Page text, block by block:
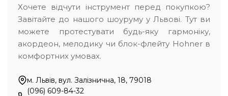
Хочете відчути інструмент перед покупкою?
Завітайте до нашого шоуруму у Львові. Тут ви
можете протестувати будь-яку гармоніку,
акордеон, мелодику чи блок-флейту Hohner в
комфортних умовах.
м. Львів, вул. Залізнична, 18, 79018
(096) 609-84-32